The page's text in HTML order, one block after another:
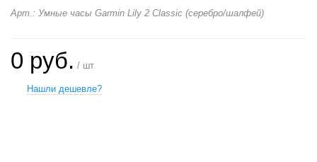
Арт.: Умные часы Garmin Lily 2 Classic (серебро/шалфей)
0 руб. / шт
Нашли дешевле?